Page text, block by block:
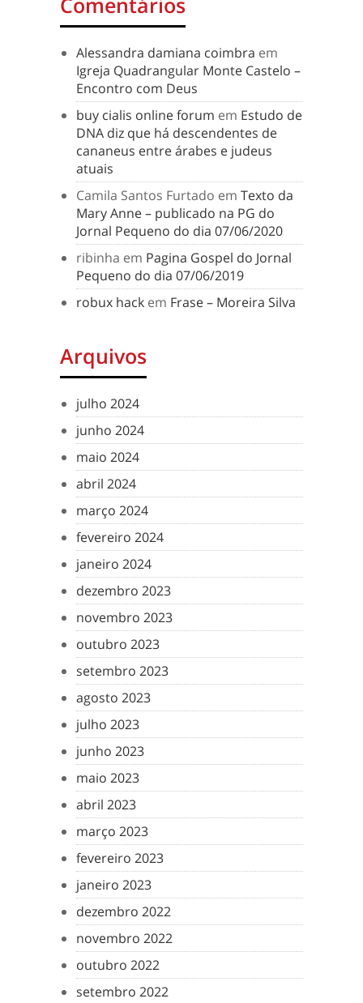
Alessandra damiana coimbra em
Igreja Quadrangular Monte Castelo –
Encontro com Deus
buy cialis online forum em Estudo de
DNA diz que há descendentes de
cananeus entre árabes e judeus
atuais
Camila Santos Furtado em Texto da
Mary Anne – publicado na PG do
Jornal Pequeno do dia 07/06/2020
ribinha em Pagina Gospel do Jornal
Pequeno do dia 07/06/2019
robux hack em Frase – Moreira Silva
Arquivos
julho 2024
junho 2024
maio 2024
abril 2024
março 2024
fevereiro 2024
janeiro 2024
dezembro 2023
novembro 2023
outubro 2023
setembro 2023
agosto 2023
julho 2023
junho 2023
maio 2023
abril 2023
março 2023
fevereiro 2023
janeiro 2023
dezembro 2022
novembro 2022
outubro 2022
setembro 2022